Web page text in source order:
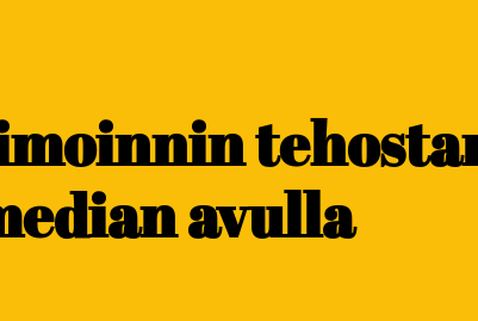
avulla